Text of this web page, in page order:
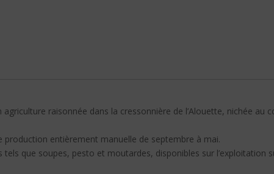
raisonnée dans la cressonnière de l’Alouette, nichée au
production entièrement manuelle de septembre à mai.
que soupes, pesto et moutardes, disponibles sur l’exploitation